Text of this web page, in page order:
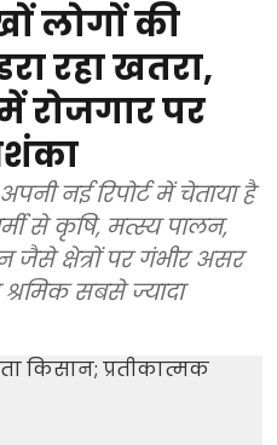
लोगों की
रहा खतरा,
रोजगार पर
नई रिपोर्ट में चेताया है
से कृषि, मत्स्य पालन,
जैसे क्षेत्रों पर गंभीर असर
सबसे ज्यादा